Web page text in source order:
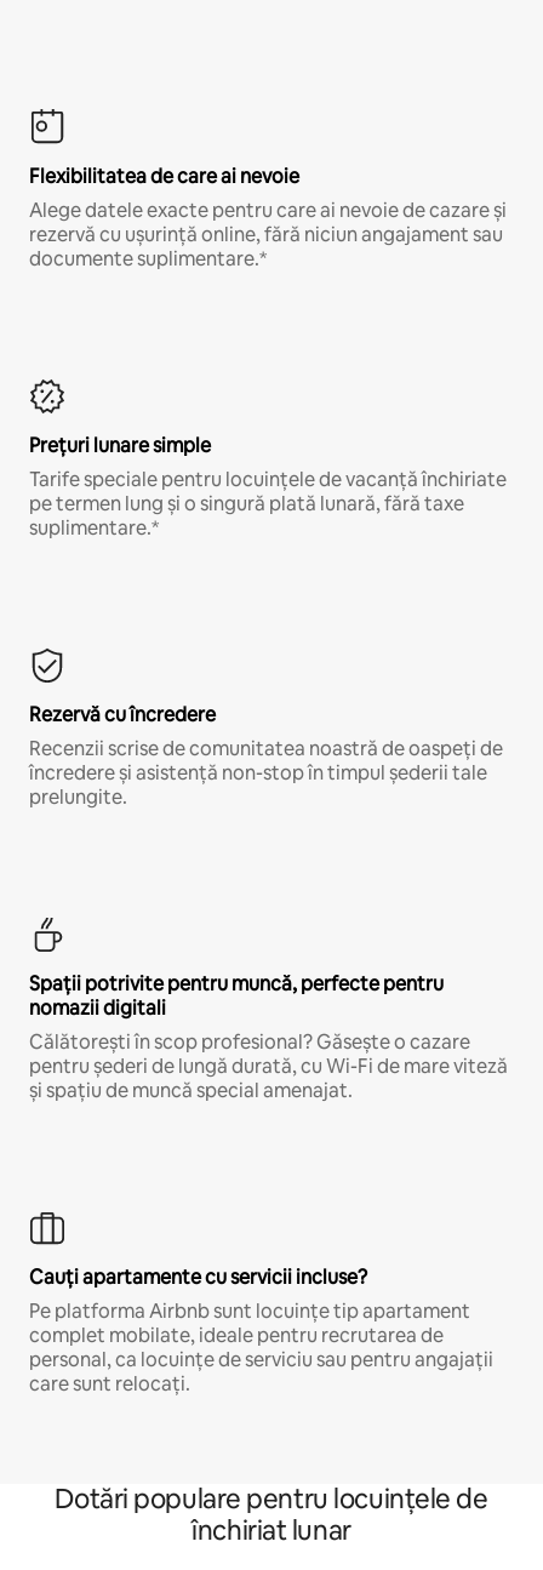
Flexibilitatea de care ai nevoie
Alege datele exacte pentru care ai nevoie de cazare și
rezervă cu ușurință online, fără niciun angajament sau
documente suplimentare.*
Prețuri lunare simple
Tarife speciale pentru locuințele de vacanță închiriate
pe termen lung și o singură plată lunară, fără taxe
suplimentare.*
Rezervă cu încredere
Recenzii scrise de comunitatea noastră de oaspeți de
încredere și asistență non-stop în timpul șederii tale
prelungite.
Spații potrivite pentru muncă, perfecte pentru
nomazii digitali
Călătorești în scop profesional? Găsește o cazare
pentru șederi de lungă durată, cu Wi-Fi de mare viteză
și spațiu de muncă special amenajat.
Cauți apartamente cu servicii incluse?
Pe platforma Airbnb sunt locuințe tip apartament
complet mobilate, ideale pentru recrutarea de
personal, ca locuințe de serviciu sau pentru angajații
care sunt relocați.
Dotări populare pentru locuințele de
închiriat lunar